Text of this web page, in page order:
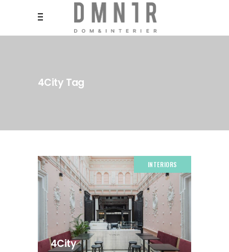
4City Tag
INTERIORS
4City